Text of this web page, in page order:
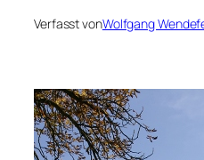
Verfasst vonWolfgang